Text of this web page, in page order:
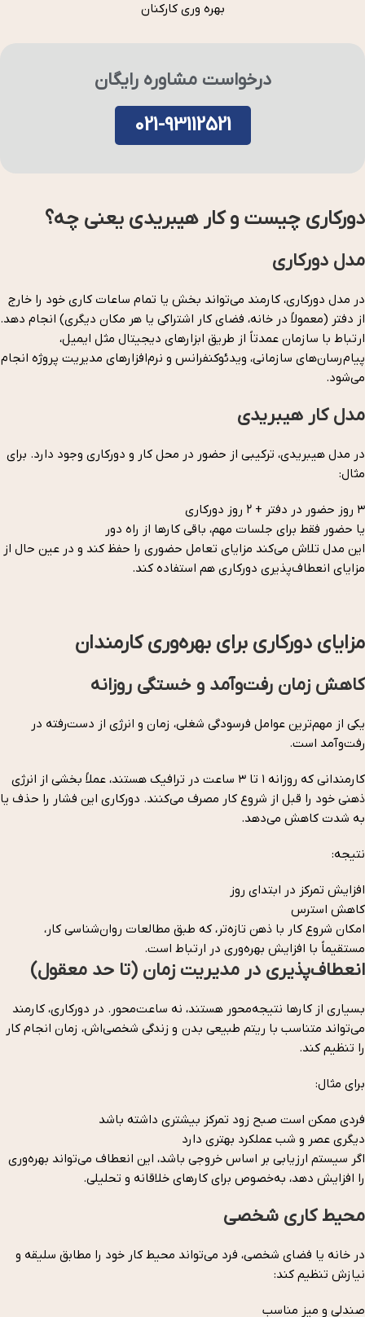
بهره وری کارکنان
درخواست مشاوره رایگان
021-93112521
دورکاری چیست و کار هیبریدی یعنی چه؟
مدل دورکاری
در مدل دورکاری، کارمند می‌تواند بخش یا تمام ساعات کاری خود را خارج
از دفتر (معمولاً در خانه، فضای کار اشتراکی یا هر مکان دیگری) انجام دهد.
ارتباط با سازمان عمدتاً از طریق ابزارهای دیجیتال مثل ایمیل،
پیام‌رسان‌های سازمانی، ویدئوکنفرانس و نرم‌افزارهای مدیریت پروژه انجام
می‌شود.
مدل کار هیبریدی
در مدل هیبریدی، ترکیبی از حضور در محل کار و دورکاری وجود دارد. برای
مثال:
۳ روز حضور در دفتر + ۲ روز دورکاری
یا حضور فقط برای جلسات مهم، باقی کارها از راه دور
این مدل تلاش می‌کند مزایای تعامل حضوری را حفظ کند و در عین حال از
مزایای انعطاف‌پذیری دورکاری هم استفاده کند.
مزایای دورکاری برای بهره‌وری کارمندان
کاهش زمان رفت‌وآمد و خستگی روزانه
یکی از مهم‌ترین عوامل فرسودگی شغلی، زمان و انرژی از دست‌رفته در
رفت‌وآمد است.
کارمندانی که روزانه ۱ تا ۳ ساعت در ترافیک هستند، عملاً بخشی از انرژی
ذهنی خود را قبل از شروع کار مصرف می‌کنند. دورکاری این فشار را حذف یا
به شدت کاهش می‌دهد.
نتیجه:
افزایش تمرکز در ابتدای روز
کاهش استرس
امکان شروع کار با ذهن تازه‌تر، که طبق مطالعات روان‌شناسی کار،
مستقیماً با افزایش بهره‌وری در ارتباط است.
انعطاف‌پذیری در مدیریت زمان (تا حد معقول)
بسیاری از کارها نتیجه‌محور هستند، نه ساعت‌محور. در دورکاری، کارمند
می‌تواند متناسب با ریتم طبیعی بدن و زندگی شخصی‌اش، زمان انجام کار
را تنظیم کند.
برای مثال:
فردی ممکن است صبح زود تمرکز بیشتری داشته باشد
دیگری عصر و شب عملکرد بهتری دارد
اگر سیستم ارزیابی بر اساس خروجی باشد، این انعطاف می‌تواند بهره‌وری
را افزایش دهد، به‌خصوص برای کارهای خلاقانه و تحلیلی.
محیط کاری شخصی‌
در خانه یا فضای شخصی، فرد می‌تواند محیط کار خود را مطابق سلیقه و
نیازش تنظیم کند:
صندلی و میز مناسب